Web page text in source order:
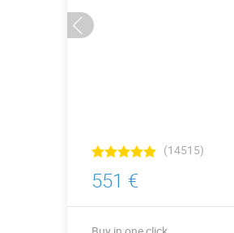
(14515)
551 €